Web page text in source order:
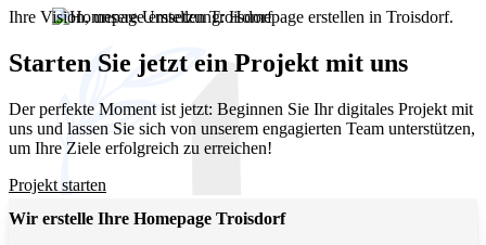
Ihre Vision, unsere Umsetzung: Homepage erstellen in Troisdorf.
Unternehmen lokal und digital sichtbar machen.
Starten Sie jetzt ein Projekt mit uns
Der perfekte Moment ist jetzt: Beginnen Sie Ihr digitales Projekt mit
uns und lassen Sie sich von unserem engagierten Team unterstützen,
um Ihre Ziele erfolgreich zu erreichen!
Projekt starten
Wir erstelle Ihre Homepage Troisdorf